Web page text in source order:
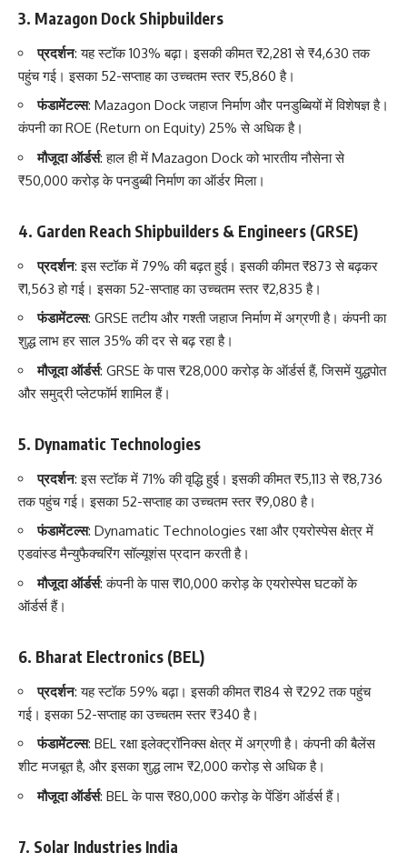
3. Mazagon Dock Shipbuilders
प्रदर्शन: यह स्टॉक 103% बढ़ा। इसकी कीमत ₹2,281 से ₹4,630 तक
पहुंच गई। इसका 52-सप्ताह का उच्चतम स्तर ₹5,860 है।
फंडामेंटल्स: Mazagon Dock जहाज निर्माण और पनडुब्बियों में विशेषज्ञ है।
कंपनी का ROE (Return on Equity) 25% से अधिक है।
मौजूदा ऑर्डर्स: हाल ही में Mazagon Dock को भारतीय नौसेना से
₹50,000 करोड़ के पनडुब्बी निर्माण का ऑर्डर मिला।
4. Garden Reach Shipbuilders & Engineers (GRSE)
प्रदर्शन: इस स्टॉक में 79% की बढ़त हुई। इसकी कीमत ₹873 से बढ़कर
₹1,563 हो गई। इसका 52-सप्ताह का उच्चतम स्तर ₹2,835 है।
फंडामेंटल्स: GRSE तटीय और गश्ती जहाज निर्माण में अग्रणी है। कंपनी का
शुद्ध लाभ हर साल 35% की दर से बढ़ रहा है।
मौजूदा ऑर्डर्स: GRSE के पास ₹28,000 करोड़ के ऑर्डर्स हैं, जिसमें युद्धपोत
और समुद्री प्लेटफॉर्म शामिल हैं।
5. Dynamatic Technologies
प्रदर्शन: इस स्टॉक में 71% की वृद्धि हुई। इसकी कीमत ₹5,113 से ₹8,736
तक पहुंच गई। इसका 52-सप्ताह का उच्चतम स्तर ₹9,080 है।
फंडामेंटल्स: Dynamatic Technologies रक्षा और एयरोस्पेस क्षेत्र में
एडवांस्ड मैन्युफैक्चरिंग सॉल्यूशंस प्रदान करती है।
मौजूदा ऑर्डर्स: कंपनी के पास ₹10,000 करोड़ के एयरोस्पेस घटकों के
ऑर्डर्स हैं।
6. Bharat Electronics (BEL)
प्रदर्शन: यह स्टॉक 59% बढ़ा। इसकी कीमत ₹184 से ₹292 तक पहुंच
गई। इसका 52-सप्ताह का उच्चतम स्तर ₹340 है।
फंडामेंटल्स: BEL रक्षा इलेक्ट्रॉनिक्स क्षेत्र में अग्रणी है। कंपनी की बैलेंस
शीट मजबूत है, और इसका शुद्ध लाभ ₹2,000 करोड़ से अधिक है।
मौजूदा ऑर्डर्स: BEL के पास ₹80,000 करोड़ के पेंडिंग ऑर्डर्स हैं।
7. Solar Industries India